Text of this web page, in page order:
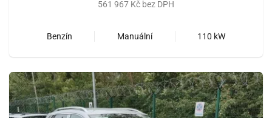
561 967 Kč bez DPH
Benzín Manuální 110 kW